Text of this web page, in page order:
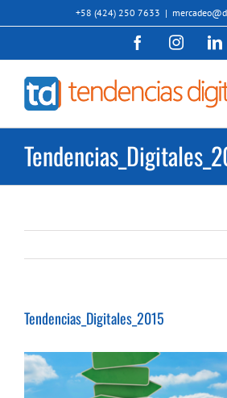
al
+58 (424) 250 7633 |
Facebook
Tendencias_Digitales_2015